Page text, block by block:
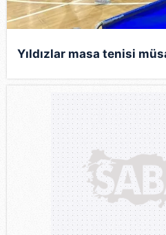
Yıldızlar masa tenisi